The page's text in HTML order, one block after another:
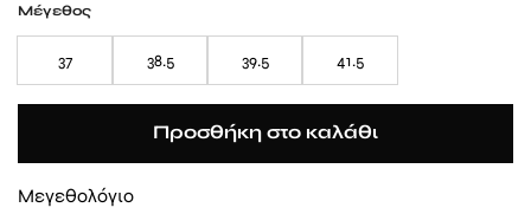
Μέγεθος
37 38.5 39.5 41.5
Προσθήκη στο καλάθι
Μεγεθολόγιο